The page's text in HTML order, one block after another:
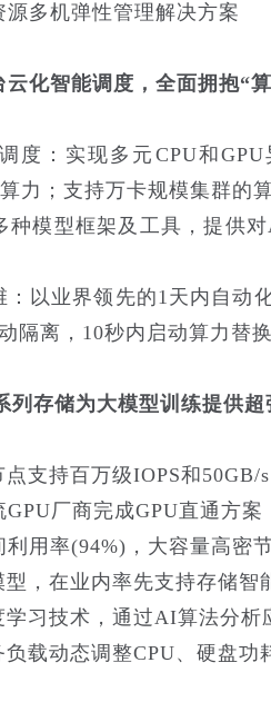
多机弹性管理解决方案
化智能调度，全面拥抱“
度：实现多元CPU和
力；支持万卡规模集群的
种模型框架及工具，提供
以业界领先的1天内自动
隔离，10秒内启动算力替
列存储为大模型训练提供
支持百万级IOPS和
厂商完成GPU直通方案
用率(94%)，大容量高密
，在业内率先支持存储智
习技术，通过AI算法分析
载动态调整CPU、硬盘功